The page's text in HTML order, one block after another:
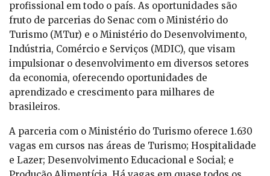
profissional em todo o país. As oportunidades são
fruto de parcerias do Senac com o Ministério do
Turismo (MTur) e o Ministério do Desenvolvimento,
Indústria, Comércio e Serviços (MDIC), que visam
impulsionar o desenvolvimento em diversos setores
da economia, oferecendo oportunidades de
aprendizado e crescimento para milhares de
brasileiros.
A parceria com o Ministério do Turismo oferece 1.630
vagas em cursos nas áreas de Turismo; Hospitalidade
e Lazer; Desenvolvimento Educacional e Social; e